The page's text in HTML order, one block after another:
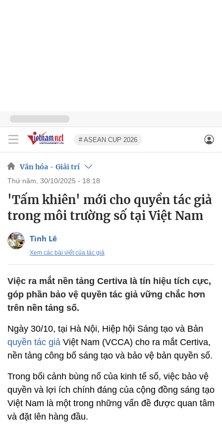
# ASEAN CUP 2026
Văn hóa - Giải trí
thứ năm, 30/10/2025 - 18:18
'Tấm khiên' mới cho quyền tác giả
trong môi trường số tại Việt Nam
Tình Lê
Xem các bài viết của tác giả
Việc ra mắt nền tảng Certiva là tín hiệu tích cực,
góp phần bảo vệ quyền tác giả vững chắc hơn
trên nền tảng số.
Ngày 30/10, tại Hà Nội, Hiệp hội Sáng tạo và Bản
quyền tác giả Việt Nam (VCCA) cho ra mắt Certiva,
nền tảng công bố sáng tạo và bảo vệ bản quyền số.
Trong bối cảnh bùng nổ của kinh tế số, việc bảo vệ
quyền và lợi ích chính đáng của cộng đồng sáng tạo
Việt Nam là một trong những vấn đề được quan tâm
và đặt lên hàng đầu.